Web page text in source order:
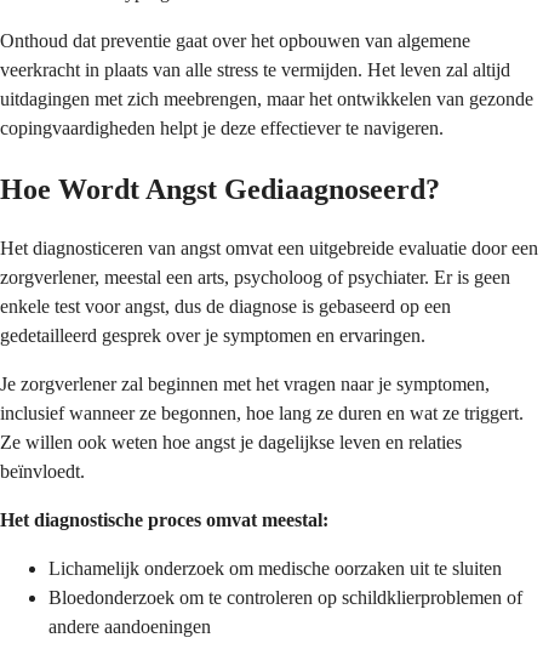
Onthoud dat preventie gaat over het opbouwen van algemene
veerkracht in plaats van alle stress te vermijden. Het leven zal altijd
uitdagingen met zich meebrengen, maar het ontwikkelen van gezonde
copingvaardigheden helpt je deze effectiever te navigeren.
Hoe Wordt Angst Gediaagnoseerd?
Het diagnosticeren van angst omvat een uitgebreide evaluatie door een
zorgverlener, meestal een arts, psycholoog of psychiater. Er is geen
enkele test voor angst, dus de diagnose is gebaseerd op een
gedetailleerd gesprek over je symptomen en ervaringen.
Je zorgverlener zal beginnen met het vragen naar je symptomen,
inclusief wanneer ze begonnen, hoe lang ze duren en wat ze triggert.
Ze willen ook weten hoe angst je dagelijkse leven en relaties
beïnvloedt.
Het diagnostische proces omvat meestal:
Lichamelijk onderzoek om medische oorzaken uit te sluiten
Bloedonderzoek om te controleren op schildklierproblemen of
andere aandoeningen